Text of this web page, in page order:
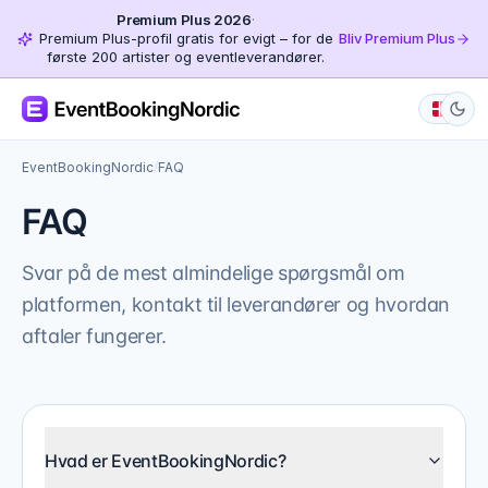
Premium Plus 2026·
Premium Plus-profil gratis for evigt – for de
første 200 artister og eventleverandører.
Bliv Premium Plus
EventBookingNordic/FAQ
FAQ
Svar på de mest almindelige spørgsmål om
platformen, kontakt til leverandører og hvordan
aftaler fungerer.
Står I for booking eller betaling?
Er det gratis at bruge?
Hvad er EventBookingNordic?